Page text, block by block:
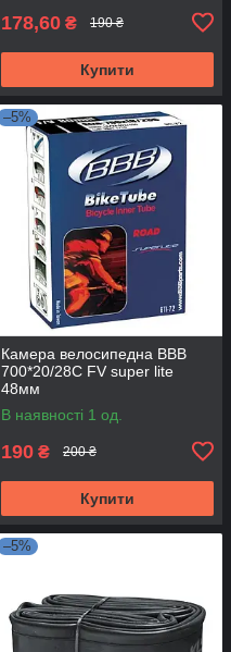
178,60 ₴ 190 ₴
Купити
–5%
Камера велосипедна BBB
700*20/28C FV super lite
48мм
В наявності 1 од.
190 ₴ 200 ₴
Купити
–5%